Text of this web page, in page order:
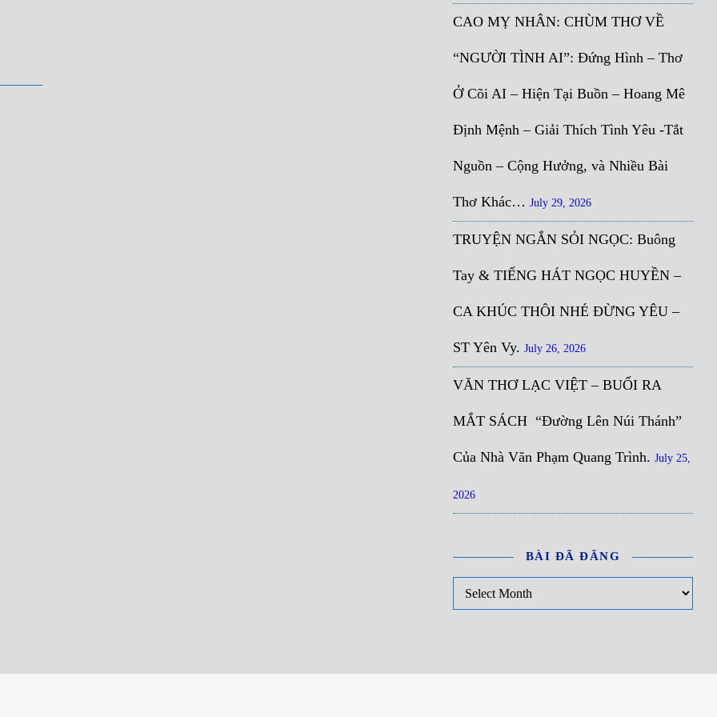
CAO MỴ NHÂN: CHÙM THƠ VỀ
“NGƯỜI TÌNH AI”: Đứng Hình – Thơ
Ở Cõi AI – Hiện Tại Buồn – Hoang Mê
Định Mệnh – Giải Thích Tình Yêu -Tắt
Nguồn – Cộng Hưởng, và Nhiều Bài
Thơ Khác… July 29, 2026
TRUYỆN NGẮN SỎI NGỌC: Buông
Tay & TIẾNG HÁT NGỌC HUYỀN –
CA KHÚC THÔI NHÉ ĐỪNG YÊU –
ST Yên Vy. July 26, 2026
VĂN THƠ LẠC VIỆT – BUỔI RA
MẮT SÁCH “Đường Lên Núi Thánh”
Của Nhà Văn Phạm Quang Trình. July 25,
2026
BÀI ĐÃ ĐĂNG